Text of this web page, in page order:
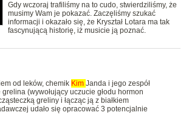
Gdy wczoraj trafiliśmy na to cudo, stwierdziliśmy, że
musimy Wam je pokazać. Zaczęliśmy szukać
informacji i okazało się, że Kryształ Lotara ma tak
fascynującą historię, iż musicie ją poznać.
od leków, chemik Kim Janda i jego zespół
(wywołujący uczucie głodu hormon
greliny i łącząc ją z białkiem
udało się opracować 3 potencjalnie